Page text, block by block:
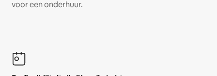
voor een onderhuur.